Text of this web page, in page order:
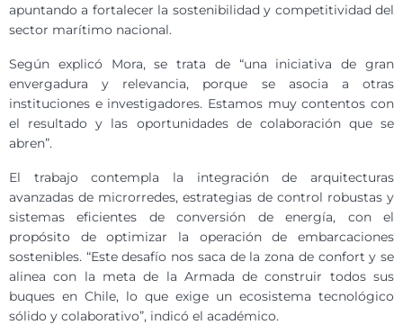
apuntando a fortalecer la sostenibilidad y competitividad del
sector marítimo nacional.
Según explicó Mora, se trata de “una iniciativa de gran
envergadura y relevancia, porque se asocia a otras
instituciones e investigadores. Estamos muy contentos con
el resultado y las oportunidades de colaboración que se
abren”.
El trabajo contempla la integración de arquitecturas
avanzadas de microrredes, estrategias de control robustas y
sistemas eficientes de conversión de energía, con el
propósito de optimizar la operación de embarcaciones
sostenibles. “Este desafío nos saca de la zona de confort y se
alinea con la meta de la Armada de construir todos sus
buques en Chile, lo que exige un ecosistema tecnológico
sólido y colaborativo”, indicó el académico.